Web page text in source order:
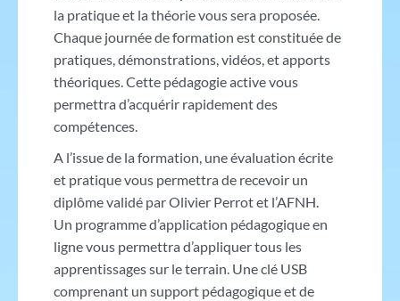
la pratique et la théorie vous sera proposée.
Chaque journée de formation est constituée de
pratiques, démonstrations, vidéos, et apports
théoriques. Cette pédagogie active vous
permettra d’acquérir rapidement des
compétences.
A l’issue de la formation, une évaluation écrite
et pratique vous permettra de recevoir un
diplôme validé par Olivier Perrot et l’AFNH.
Un programme d’application pédagogique en
ligne vous permettra d’appliquer tous les
apprentissages sur le terrain. Une clé USB
comprenant un support pédagogique et de